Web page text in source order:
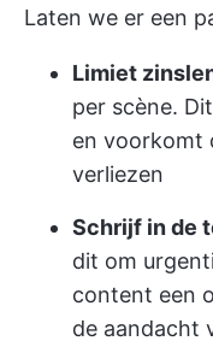
Laten we er een
Limiet
per scène.
en voorkomt
verliezen
Schrijf in de
dit om
content een
de aandacht